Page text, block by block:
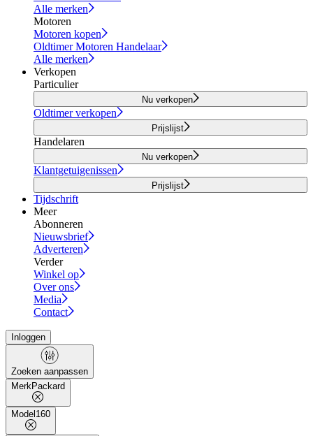
Alle merken
Motoren
Motoren kopen
Oldtimer Motoren Handelaar
Alle merken
Verkopen
Particulier
Nu verkopen
Oldtimer verkopen
Prijslijst
Handelaren
Nu verkopen
Klantgetuigenissen
Prijslijst
Tijdschrift
Meer
Abonneren
Nieuwsbrief
Adverteren
Verder
Winkel op
Over ons
Media
Contact
Inloggen
Zoeken aanpassen
MerkPackard
Model 160